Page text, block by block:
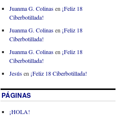
Juanma G. Colinasen ¡Feliz 18
Ciberbotillada!
Juanma G. Colinasen ¡Feliz 18
Ciberbotillada!
Juanma G. Colinasen ¡Feliz 18
Ciberbotillada!
Jesúsen ¡Feliz 18 Ciberbotillada!
PÁGINAS
¡HOLA!